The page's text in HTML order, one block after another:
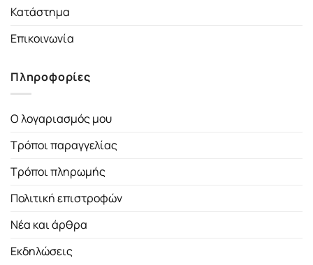
Κατάστημα
Επικοινωνία
Πληροφορίες
Ο λογαριασμός μου
Τρόποι παραγγελίας
Τρόποι πληρωμής
Πολιτική επιστροφών
Νέα και άρθρα
Εκδηλώσεις